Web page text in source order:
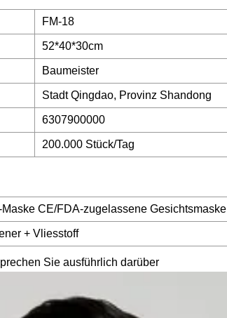
FM-18
52*40*30cm
Baumeister
Stadt Qingdao, Provinz Shandong
6307900000
200.000 Stück/Tag
CE/FDA-zugelassene Gesichtsmaske
+ Vliesstoff
Sie ausführlich darüber